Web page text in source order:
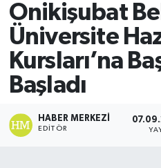
Onikişubat
Üniversite
Kursları’na
Başladı
HABER MERKEZI
EDITÖR
Ekonomi
Güncel
Gündem
Magazin
Trafik Durumu
Süper Lig Puan
Tüm Manşetler
Son Dakika Haberleri